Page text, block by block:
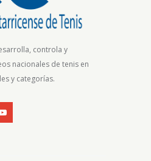
controla y
nacionales de tenis en
y categorías.